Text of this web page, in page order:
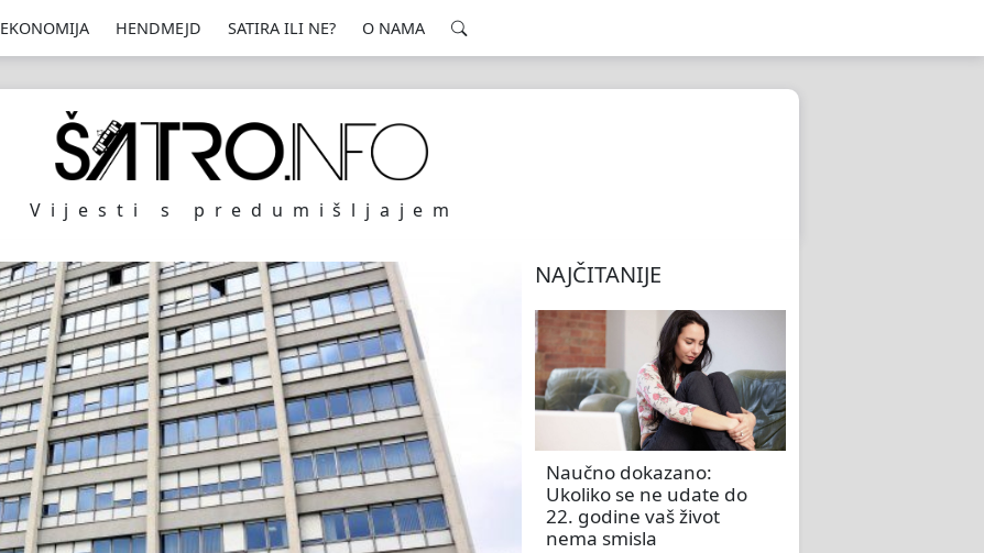
EKONOMIJA HENDMEJD SATIRA ILI NE? O NAMA
Vijesti s predumišljajem
NAJČITANIJE
Naučno dokazano:
Ukoliko se ne udate do
22. godine vaš život
nema smisla